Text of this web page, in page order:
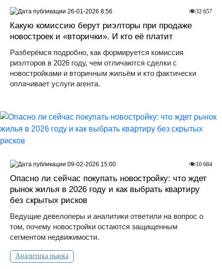
Какую комиссию берут риэлторы при продаже
новостроек и «вторички». И кто её платит
Разберёмся подробно, как формируется комиссия
риэлторов в 2026 году, чем отличаются сделки с
новостройками и вторичным жильём и кто фактически
оплачивает услуги агента.
32 657
26-01-2026 8:56
Опасно ли сейчас покупать новостройку: что ждет
рынок жилья в 2026 году и как выбрать квартиру
без скрытых рисков
Ведущие девелоперы и аналитики ответили на вопрос о
том, почему новостройки остаются защищенным
сегментом недвижимости.
Аналитика рынка
10 684
09-02-2026 15:00